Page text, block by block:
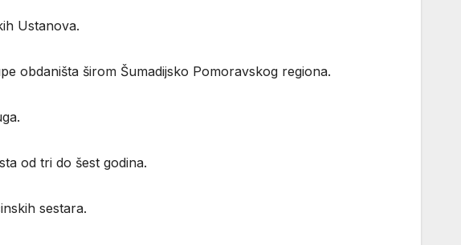
Ustanova.
obdaništa širom Šumadijsko Pomoravskog regiona.
od tri do šest godina.
sestara.